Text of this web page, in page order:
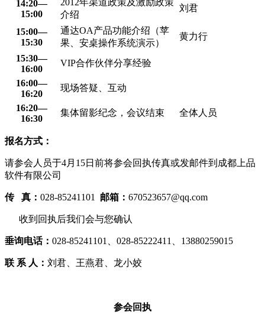
14:20—
15:00
介绍
刘君
15:00—
15:30
通达OA产品功能介绍（苹
果、安桌操作系统演示）
黄力行
15:30—
16:00
VIP合作伙伴分享经验
16:00—
16:20
现场答疑、互动
16:20—
16:30
集体留影纪念，会议结束 全体人员
报名方式：
请参会人员于4月15日前将参会回执传真或发邮件到成都上品
软件有限公司
传 真： 028-85241101 邮箱： 670523657@qq.com
收到回执后我们会与您确认
垂询电话： 028-85241101、028-85222411、13880259015
联 系 人： 刘君、王燕君、龙小姣
参会回执